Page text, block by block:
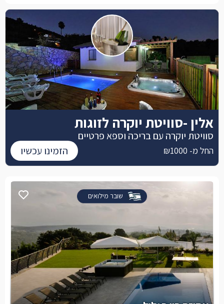
שובר מילואים
אלין -סוויטת יוקרה לזוגות
סוויטת יוקרה עם בריכה וספא פרטיים
החל מ- ₪1000 הזמינו עכשיו